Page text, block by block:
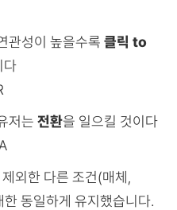
관성이 높을수록 클릭 to
다
저는 전환을 일으킬 것이다
외한 다른 조건(매체,
동일하게 유지했습니다.